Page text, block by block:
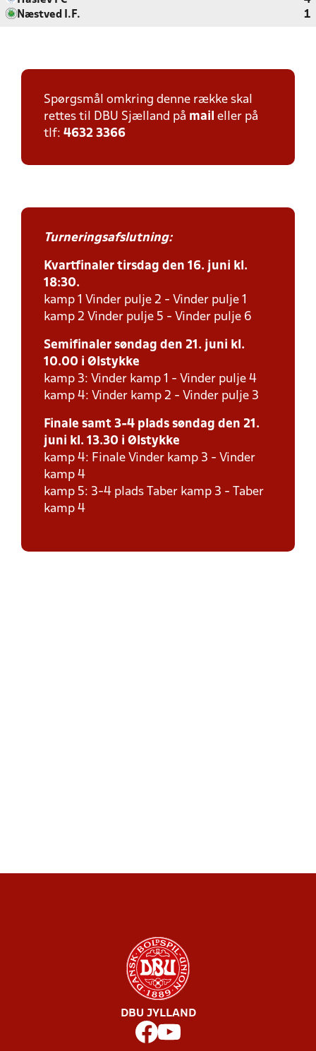
Næstved I.F.
1
Spørgsmål omkring denne række skal
rettes til DBU Sjælland på mail eller på
tlf: 4632 3366
Turneringsafslutning:
Kvartfinaler tirsdag den 16. juni kl.
18:30.
kamp 1 Vinder pulje 2 - Vinder pulje 1
kamp 2 Vinder pulje 5 - Vinder pulje 6
Semifinaler søndag den 21. juni kl.
10.00 i Ølstykke
kamp 3: Vinder kamp 1 - Vinder pulje 4
kamp 4: Vinder kamp 2 - Vinder pulje 3
Finale samt 3-4 plads søndag den 21.
juni kl. 13.30 i Ølstykke
kamp 4: Finale Vinder kamp 3 - Vinder
kamp 4
kamp 5: 3-4 plads Taber kamp 3 - Taber
kamp 4
DBU JYLLAND